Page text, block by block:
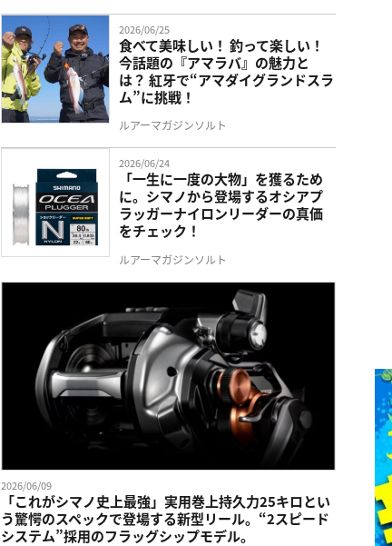
2026/06/25
食べて美味しい！ 釣って楽しい！
今話題の『アマラバ』の魅力と
は？ 紅牙で“アマダイグランドスラ
ム”に挑戦！
ルアーマガジンソルト
2026/06/24
「一生に一度の大物」を獲るため
に。シマノから登場するオシアプ
ラッガーナイロンリーダーの真価
をチェック！
ルアーマガジンソルト
2026/06/09
「これがシマノ史上最強」実用巻上持久力25キロとい
う驚愕のスペックで登場する新型リール。“2スピード
システム”採用のフラッグシップモデル。